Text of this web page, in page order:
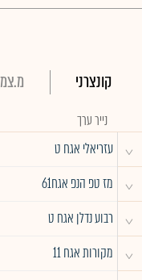
קונצרני
נייר ערך
^ עזריאלי אגח ט
^ מז טפ הנפ אגח61
^ רבוע נדלן אגח ט
^ מקורות אגח 11